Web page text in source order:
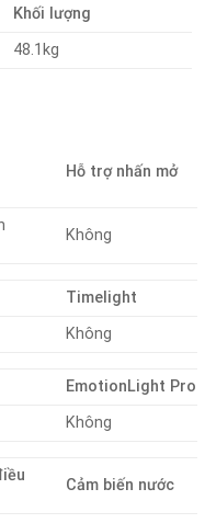
Khối lượng
48.1kg
Hỗ trợ nhấn mở
Không
Timelight
Không
EmotionLight Pro
Không
Cảm biến nước